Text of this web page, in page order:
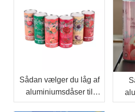
Sådan vælger du låg af
aluminiumsdåser til
drikkevarepåfyldningslinjer